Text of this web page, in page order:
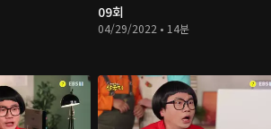
09회
04/29/2022 • 14분